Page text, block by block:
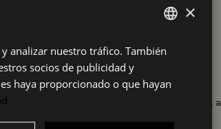
abiertos y amplios; en vertical aprovecha la
SPANISH
×
analizar nuestro tráfico. También
socios de publicidad y
haya proporcionado o que hayan